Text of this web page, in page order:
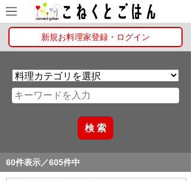
新規お料理家登録・ログイン
60件表示／605件中